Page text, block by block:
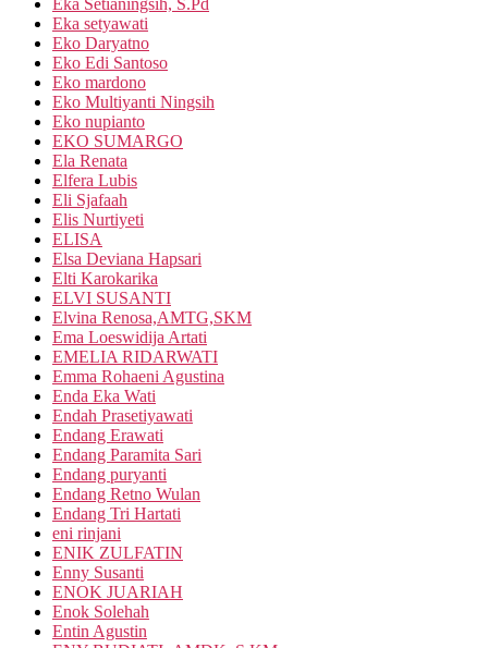
Eka Setianingsih, S.Pd
Eka setyawati
Eko Daryatno
Eko Edi Santoso
Eko mardono
Eko Multiyanti Ningsih
Eko nupianto
EKO SUMARGO
Ela Renata
Elfera Lubis
Eli Sjafaah
Elis Nurtiyeti
ELISA
Elsa Deviana Hapsari
Elti Karokarika
ELVI SUSANTI
Elvina Renosa,AMTG,SKM
Ema Loeswidija Artati
EMELIA RIDARWATI
Emma Rohaeni Agustina
Enda Eka Wati
Endah Prasetiyawati
Endang Erawati
Endang Paramita Sari
Endang puryanti
Endang Retno Wulan
Endang Tri Hartati
eni rinjani
ENIK ZULFATIN
Enny Susanti
ENOK JUARIAH
Enok Solehah
Entin Agustin